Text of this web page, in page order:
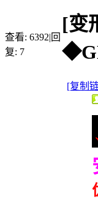
查看: 6392|回
复: 7
[变
[复制